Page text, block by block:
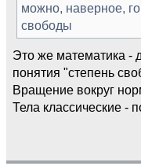
можно, наверное,
свободы
Это же математика -
понятия "степень
Вращение вокруг
Тела классические -